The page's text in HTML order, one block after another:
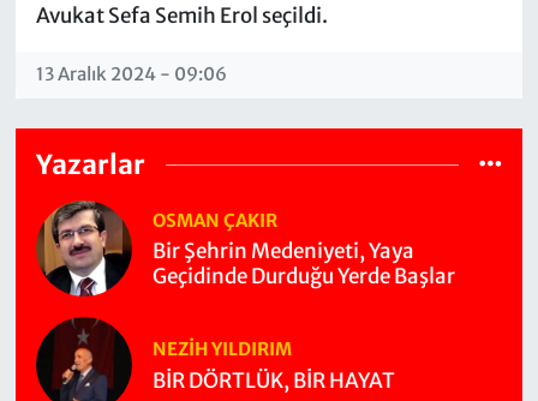
Avukat Sefa Semih Erol seçildi.
13 Aralık 2024 - 09:06
Yazarlar
OSMAN ÇAKIR
Bir Şehrin Medeniyeti, Yaya
Geçidinde Durduğu Yerde Başlar
NEZIH YILDIRIM
BİR DÖRTLÜK, BİR HAYAT